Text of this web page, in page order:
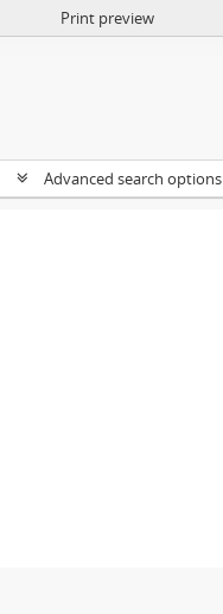
Print preview
Advanced search options